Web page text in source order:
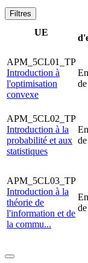
Filtres
UE
APM_5CL01_TP
Introduction à
l'optimisation
convexe
APM_5CL02_TP
Introduction à la
probabilité et aux
statistiques
APM_5CL03_TP
Introduction à la
théorie de
l'information et de
la commu...